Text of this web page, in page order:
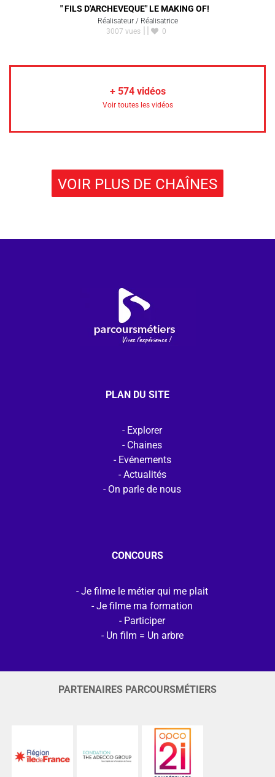
" FILS D'ARCHEVEQUE" LE MAKING OF!
Réalisateur / Réalisatrice
3007 vues
0
+ 574vidéos
Voir toutes les vidéos
VOIR PLUS DE CHAÎNES
PLAN DU SITE
Explorer
Chaines
Evénements
Actualités
On parle de nous
CONCOURS
Je filme le métier qui me plait
Je filme ma formation
Participer
Un film = Un arbre
PARTENAIRES PARCOURSMÉTIERS